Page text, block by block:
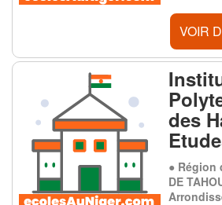
VOIR
des
● Région
DE